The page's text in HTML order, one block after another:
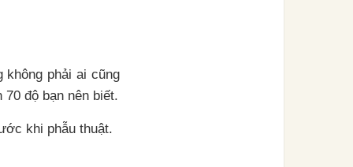
không phải ai cũng
độ bạn nên biết.
khi phẫu thuật.